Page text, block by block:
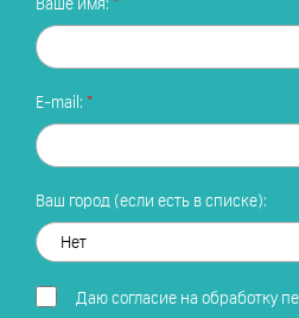
Ваше имя:
E-mail:
Ваш город (если есть в списке):
Даю согласие на обработку